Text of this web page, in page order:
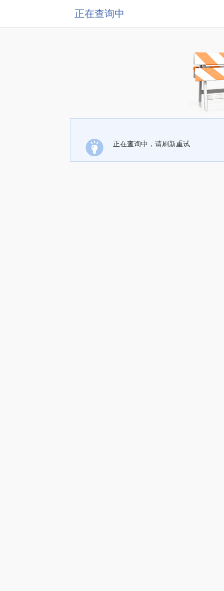
正在查询中
正在查询中，请刷新重试